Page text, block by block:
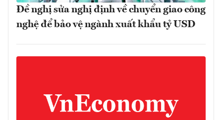
Đề nghị sửa nghị định về chuyển giao công
nghệ để bảo vệ ngành xuất khẩu tỷ USD